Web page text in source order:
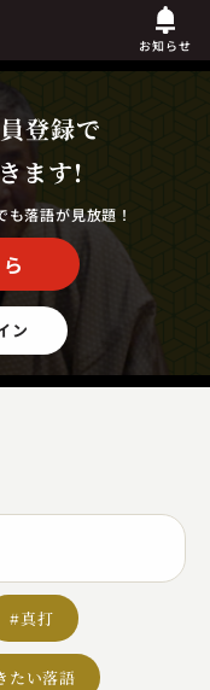
お知らせ
登録で
ます!
落語が見放題！
ン
#真打
たい落語